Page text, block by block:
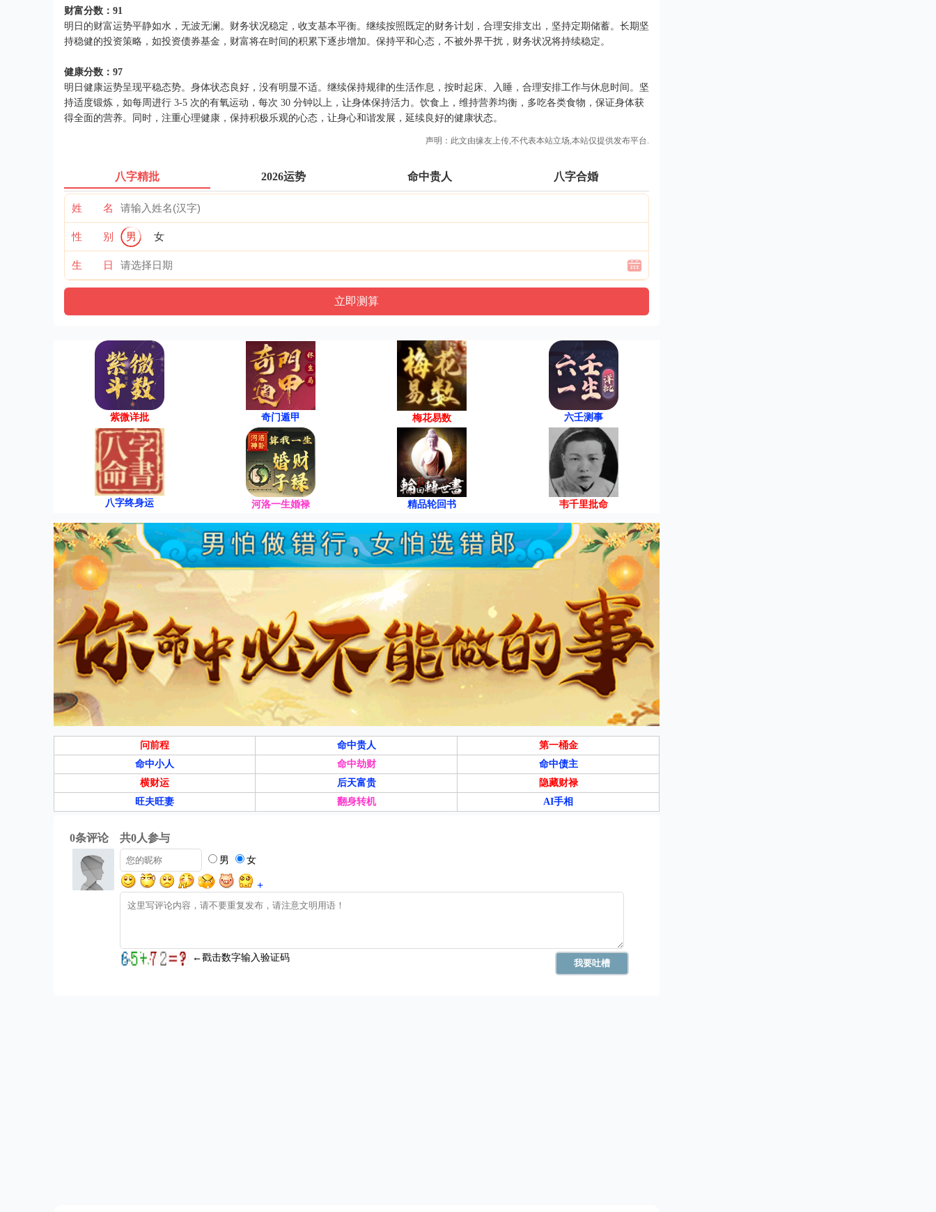
财富分数：91
明日的财富运势平静如水，无波无澜。财务状况稳定，收支基本平衡。继续按照既定的财务计划，合理安排支出，坚持定期储蓄。长期坚
持稳健的投资策略，如投资债券基金，财富将在时间的积累下逐步增加。保持平和心态，不被外界干扰，财务状况将持续稳定。
健康分数：97
明日健康运势呈现平稳态势。身体状态良好，没有明显不适。继续保持规律的生活作息，按时起床、入睡，合理安排工作与休息时间。坚
持适度锻炼，如每周进行 3-5 次的有氧运动，每次 30 分钟以上，让身体保持活力。饮食上，维持营养均衡，多吃各类食物，保证身体获
得全面的营养。同时，注重心理健康，保持积极乐观的心态，让身心和谐发展，延续良好的健康状态。
声明：此文由缘友 上传,不代表本站立场,本站仅提供发布平台.
八字精批 2026运势 命中贵人 八字合婚
姓 名
性 别 男 女
生 日
紫微详批 奇门遁甲 梅花易数 六壬测事
八字终身运 河洛一生婚禄 精品轮回书 韦千里批命
问前程 命中贵人
第一桶金
命中小人
命中劫财
命中债主
横财运
后天富贵
隐藏财禄
旺夫旺妻
翻身转机 AI手相